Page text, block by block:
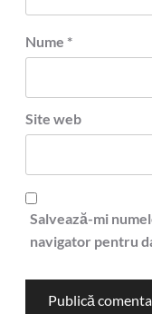
Nume *
Site web
Salvează-mi
navigator pentru